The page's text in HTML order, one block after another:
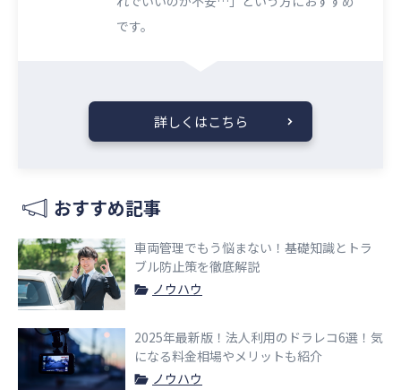
です。
詳しくはこちら
おすすめ記事
車両管理でもう悩まない！基礎知識とトラ
ブル防止策を徹底解説
ノウハウ
2025年最新版！法人利用のドラレコ6選！気
になる料金相場やメリットも紹介
ノウハウ